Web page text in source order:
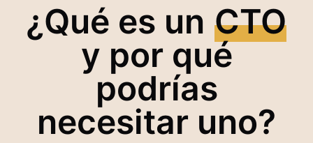
¿Qué es un CTO
y por qué
podrías
necesitar uno?